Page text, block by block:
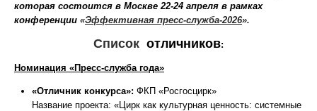
которая состоится в Москве 22-24 апреля в рамках
конференции «Эффективная пресс-служба-2026».
Список отличников:
Номинация «Пресс-служба года»
«Отличник конкурса»: ФКП «Росгосцирк»
Название проекта: «Цирк как культурная ценность: системные